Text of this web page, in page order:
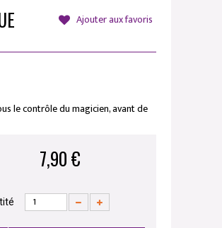
Ajouter aux favoris
le contrôle du magicien, avant de
7,90 €